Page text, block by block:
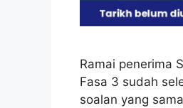
Ramai penerima
Fasa 3 sudah
soalan yang